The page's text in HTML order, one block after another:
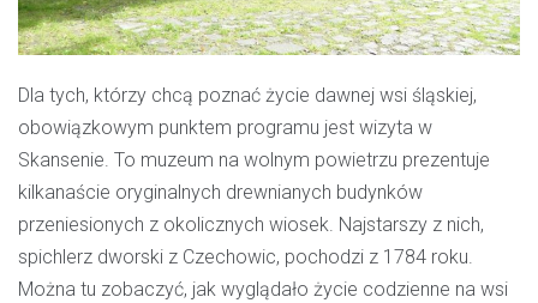
Dla tych, którzy chcą poznać życie dawnej wsi śląskiej,
obowiązkowym punktem programu jest wizyta w
Skansenie. To muzeum na wolnym powietrzu prezentuje
kilkanaście oryginalnych drewnianych budynków
przeniesionych z okolicznych wiosek. Najstarszy z nich,
spichlerz dworski z Czechowic, pochodzi z 1784 roku.
Można tu zobaczyć, jak wyglądało życie codzienne na wsi